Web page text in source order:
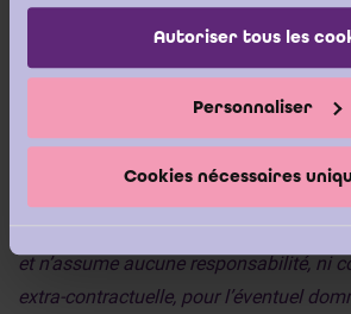
services.
Autoriser tous les
Personnaliser
Cookies nécessaires
______________________________
d’Entreprises (ICCI) s’entoure des
et n’assume aucune responsabilité, ni
extra-contractuelle, pour l’éventuel